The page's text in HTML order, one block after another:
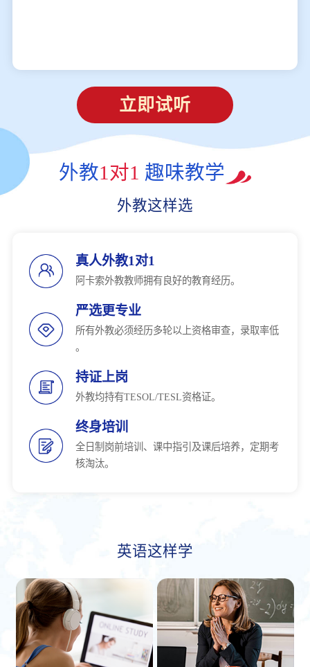
立即试听
外教1对1 趣味教学
外教这样选
真人外教1对1
阿卡索外教教师拥有良好的教育经历。
严选更专业
所有外教必须经历多轮以上资格审查，录取率低
。
持证上岗
外教均持有TESOL/TESL资格证。
终身培训
全日制岗前培训、课中指引及课后培养，定期考
核淘汰。
英语这样学